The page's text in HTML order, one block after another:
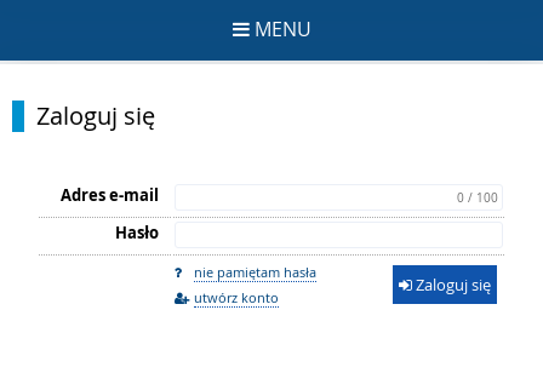
MENU
Zaloguj się
Adres e-mail 0 / 100
Hasło
nie pamiętam hasła
utwórz konto
Zaloguj się